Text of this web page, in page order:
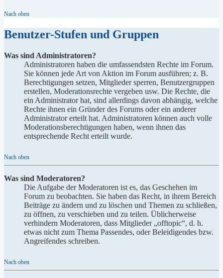
Nach oben
Benutzer-Stufen und Gruppen
Was sind Administratoren?
Administratoren haben die umfassendsten Rechte im Forum.
Sie können jede Art von Aktion im Forum ausführen; z. B.
Berechtigungen setzen, Mitglieder sperren, Benutzergruppen
erstellen, Moderationsrechte vergeben usw. Die Rechte, die
ein Administrator hat, sind allerdings davon abhängig, welche
Rechte ihnen ein Gründer des Forums oder ein anderer
Administrator erteilt hat. Administratoren können auch volle
Moderationsberechtigungen haben, wenn ihnen das
entsprechende Recht erteilt wurde.
Nach oben
Was sind Moderatoren?
Die Aufgabe der Moderatoren ist es, das Geschehen im
Forum zu beobachten. Sie haben das Recht, in ihrem Bereich
Beiträge zu ändern und zu löschen und Themen zu schließen,
zu öffnen, zu verschieben und zu teilen. Üblicherweise
verhindern Moderatoren, dass Mitglieder „offtopic“, d. h.
etwas nicht zum Thema Passendes, oder Beleidigendes bzw.
Angreifendes schreiben.
Nach oben